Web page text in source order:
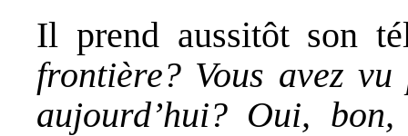
Il prend aussitôt son
frontière? Vous avez
aujourd’hui? Oui,